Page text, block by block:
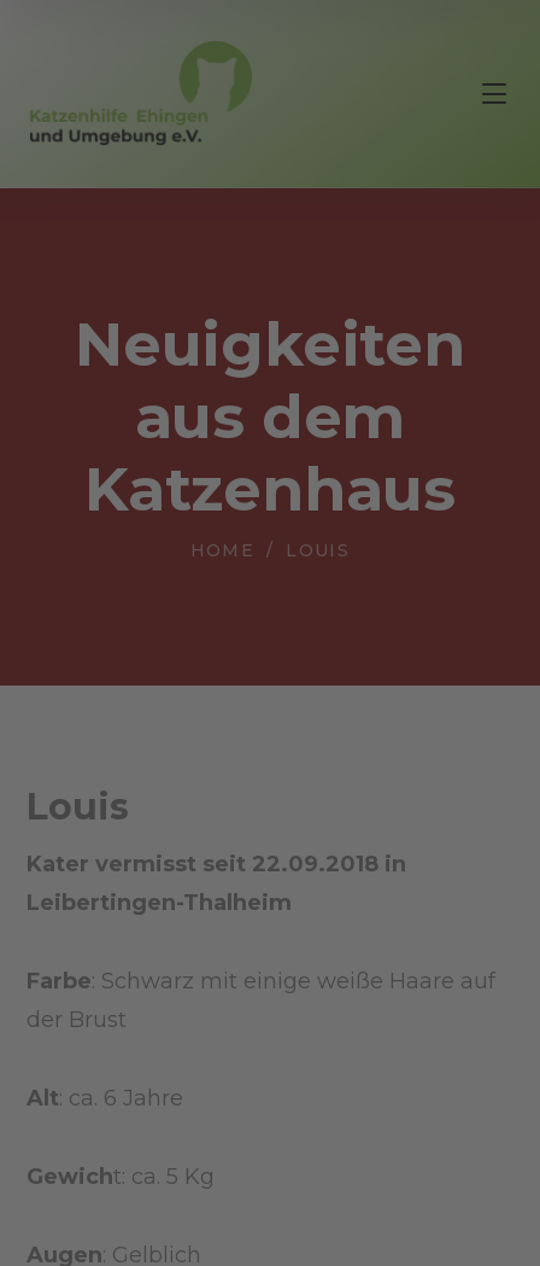
HOME LOUIS
Neuigkeiten
aus dem
Katzenhaus
Louis
Kater vermisst seit 22.09.2018 in
Leibertingen-Thalheim
Farbe: Schwarz mit einige weiße Haare auf
der Brust
Alt: ca. 6 Jahre
Gewicht: ca. 5 Kg
Augen: Gelblich